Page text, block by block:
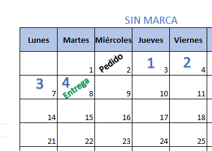
estás buscando.